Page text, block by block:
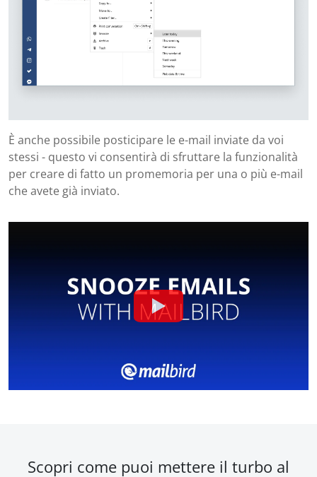
È anche possibile posticipare le e-mail inviate da voi
stessi - questo vi consentirà di sfruttare la funzionalità
per creare di fatto un promemoria per una o più e-mail
che avete già inviato.
Scopri come puoi mettere il turbo al